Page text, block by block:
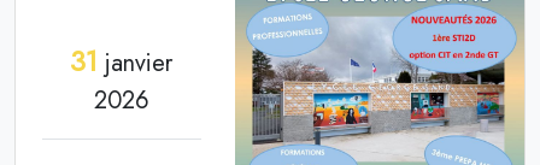
31 janvier
2026